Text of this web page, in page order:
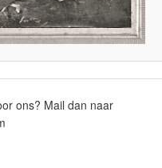
ons? Mail dan naar